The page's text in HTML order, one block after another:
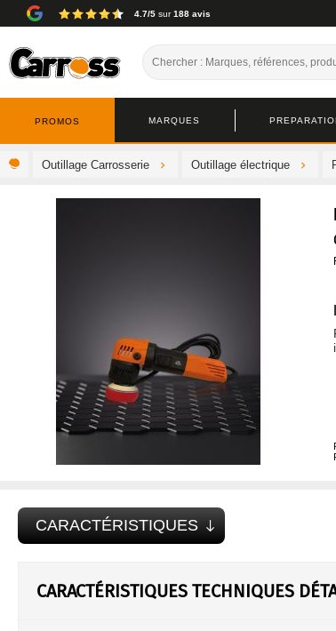
4.7/5 sur188 avis
MARQUES
PROMOS
Outillage Carrosserie Outillage électrique
CARACTÉRISTIQUES
CARACTÉRISTIQUES TECHNIQUES